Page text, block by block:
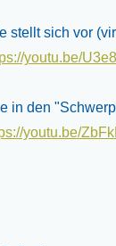
stellt sich vor
youtu.be/
in den
youtu.be/